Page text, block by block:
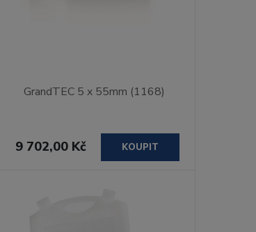
GrandTEC 5 x 55mm (1168)
9 702,00 Kč KOUPIT